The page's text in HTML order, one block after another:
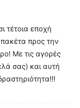
τέτοια εποχή
προς την
Με τις αγορές
σας) και αυτή